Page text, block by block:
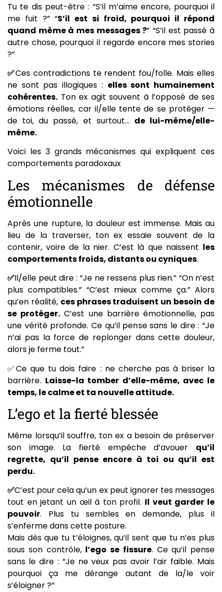
Tu te dis peut-être : “S’il m’aime encore, pourquoi il
me fuit ?” “S’il est si froid, pourquoi il répond
quand même à mes messages ?” “S’il est passé à
autre chose, pourquoi il regarde encore mes stories
?”
✅Ces contradictions te rendent fou/folle. Mais elles
ne sont pas illogiques : elles sont humainement
cohérentes. Ton ex agit souvent à l’opposé de ses
émotions réelles, car il/elle tente de se protéger —
de toi, du passé, et surtout… de lui-même/elle-
même.
Voici les 3 grands mécanismes qui expliquent ces
comportements paradoxaux
Les mécanismes de défense
émotionnelle
Après une rupture, la douleur est immense. Mais au
lieu de la traverser, ton ex essaie souvent de la
contenir, voire de la nier. C’est là que naissent les
comportements froids, distants ou cyniques.
✅Il/elle peut dire : “Je ne ressens plus rien.” “On n’est
plus compatibles.” “C’est mieux comme ça.” Alors
qu’en réalité, ces phrases traduisent un besoin de
se protéger. C’est une barrière émotionnelle, pas
une vérité profonde. Ce qu’il pense sans le dire : “Je
n’ai pas la force de replonger dans cette douleur,
alors je ferme tout.”
✅Ce que tu dois faire : ne cherche pas à briser la
barrière. Laisse-la tomber d’elle-même, avec le
temps, le calme et ta nouvelle attitude.
L’ego et la fierté blessée
Même lorsqu’il souffre, ton ex a besoin de préserver
son image. La fierté empêche d’avouer qu’il
regrette, qu’il pense encore à toi ou qu’il est
perdu.
✅C’est pour cela qu’un ex peut ignorer tes messages
tout en jetant un œil à ton profil. Il veut garder le
pouvoir. Plus tu sembles en demande, plus il
s’enferme dans cette posture.
Mais dès que tu t’éloignes, qu’il sent que tu n’es plus
sous son contrôle, l’ego se fissure. Ce qu’il pense
sans le dire : “Je ne veux pas avoir l’air faible. Mais
pourquoi ça me dérange autant de la/le voir
s’éloigner ?”